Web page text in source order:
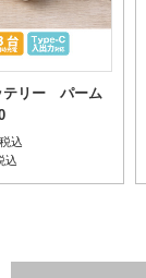
テリー パーム
込
込